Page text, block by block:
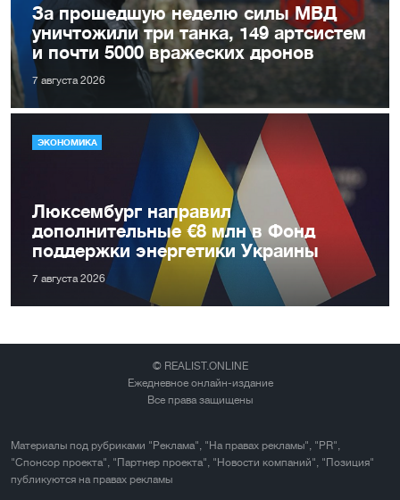
За прошедшую неделю силы МВД
уничтожили три танка, 149 артсистем
и почти 5000 вражеских дронов
7 августа 2026
ЭКОНОМИКА
Люксембург направил
дополнительные €8 млн в Фонд
поддержки энергетики Украины
7 августа 2026
© REALIST.ONLINE
Ежедневное онлайн-издание
Все права защищены
Материалы под рубриками "Реклама", "На правах рекламы", "PR",
"Спонсор проекта", "Партнер проекта", "Новости компаний", "Позиция"
публикуются на правах рекламы